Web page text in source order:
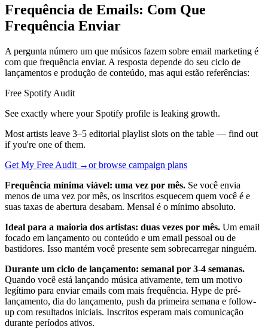
Frequência de Emails: Com Que
Frequência Enviar
A pergunta número um que músicos fazem sobre email marketing é
com que frequência enviar. A resposta depende do seu ciclo de
lançamentos e produção de conteúdo, mas aqui estão referências:
Free Spotify Audit
See exactly where your Spotify profile is leaking growth.
Most artists leave 3–5 editorial playlist slots on the table — find out
if you're one of them.
Get My Free Audit →or browse campaign plans
Frequência mínima viável: uma vez por mês. Se você envia
menos de uma vez por mês, os inscritos esquecem quem você é e
suas taxas de abertura desabam. Mensal é o mínimo absoluto.
Ideal para a maioria dos artistas: duas vezes por mês. Um email
focado em lançamento ou conteúdo e um email pessoal ou de
bastidores. Isso mantém você presente sem sobrecarregar ninguém.
Durante um ciclo de lançamento: semanal por 3-4 semanas.
Quando você está lançando música ativamente, tem um motivo
legítimo para enviar emails com mais frequência. Hype de pré-
lançamento, dia do lançamento, push da primeira semana e follow-
up com resultados iniciais. Inscritos esperam mais comunicação
durante períodos ativos.